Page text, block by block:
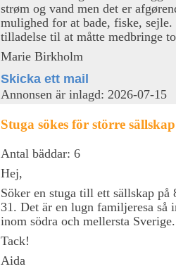
strøm og vand men det er
mulighed for at bade, fiske,
tilladelse til at måtte medbringe
Marie Birkholm
Skicka ett mail
Annonsen är inlagd: 2026-07-15
Stuga sökes för större
Antal bäddar: 6
Hej,
Söker en stuga till ett sällskap
31. Det är en lugn familjeresa så
inom södra och mellersta Sverige.
Tack!
Aida